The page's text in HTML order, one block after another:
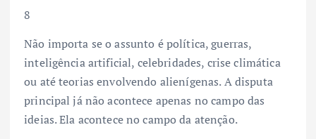
8
Não importa se o assunto é política, guerras,
inteligência artificial, celebridades, crise climática
ou até teorias envolvendo alienígenas. A disputa
principal já não acontece apenas no campo das
ideias. Ela acontece no campo da atenção.